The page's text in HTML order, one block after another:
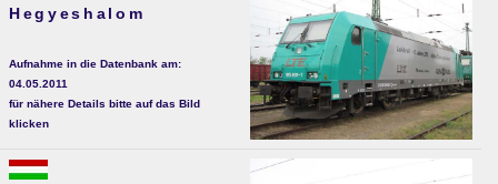
Hegyeshalom
Aufnahme in die Datenbank am:
04.05.2011
für nähere Details bitte auf das Bild
klicken